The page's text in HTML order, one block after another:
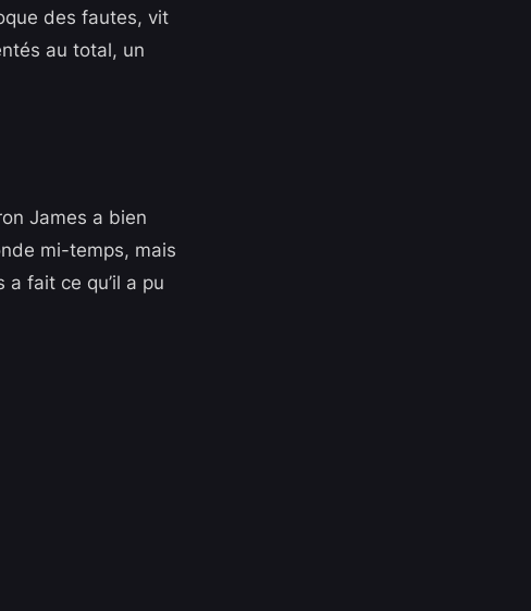
des fautes, vit
au total, un
James a bien
mi-temps, mais
fait ce qu’il a pu